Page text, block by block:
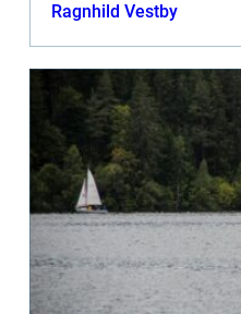
Ragnhild Vestby